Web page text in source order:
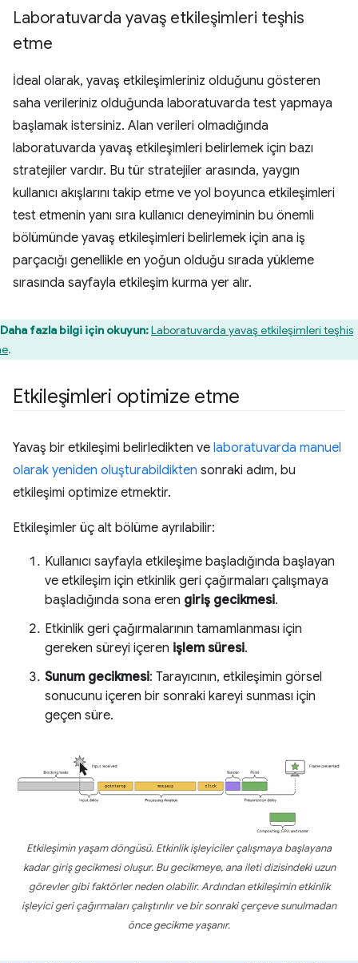
Laboratuvarda yavaş etkileşimleri teşhis
etme
İdeal olarak, yavaş etkileşimleriniz olduğunu gösteren
saha verileriniz olduğunda laboratuvarda test yapmaya
başlamak istersiniz. Alan verileri olmadığında
laboratuvarda yavaş etkileşimleri belirlemek için bazı
stratejiler vardır. Bu tür stratejiler arasında, yaygın
kullanıcı akışlarını takip etme ve yol boyunca etkileşimleri
test etmenin yanı sıra kullanıcı deneyiminin bu önemli
bölümünde yavaş etkileşimleri belirlemek için ana iş
parçacığı genellikle en yoğun olduğu sırada yükleme
sırasında sayfayla etkileşim kurma yer alır.
Daha fazla bilgi için okuyun:Laboratuvarda yavaş etkileşimleri teşhis
.
Etkileşimleri optimize etme
Yavaş bir etkileşimi belirledikten ve laboratuvarda manuel
olarak yeniden oluşturabildikten sonraki adım, bu
etkileşimi optimize etmektir.
Etkileşimler üç alt bölüme ayrılabilir:
Kullanıcı sayfayla etkileşime başladığında başlayan
ve etkileşim için etkinlik geri çağırmaları çalışmaya
başladığında sona eren giriş gecikmesi.
Etkinlik geri çağırmalarının tamamlanması için
gereken süreyi içeren işlem süresi.
Sunum gecikmesi: Tarayıcının, etkileşimin görsel
sonucunu içeren bir sonraki kareyi sunması için
geçen süre.
Etkileşimin yaşam döngüsü. Etkinlik işleyiciler çalışmaya başlayana
kadar giriş gecikmesi oluşur. Bu gecikmeye, ana ileti dizisindeki uzun
görevler gibi faktörler neden olabilir. Ardından etkileşimin etkinlik
işleyici geri çağırmaları çalıştırılır ve bir sonraki çerçeve sunulmadan
önce gecikme yaşanır.